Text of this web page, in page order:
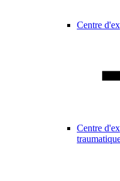
Centre
Centre